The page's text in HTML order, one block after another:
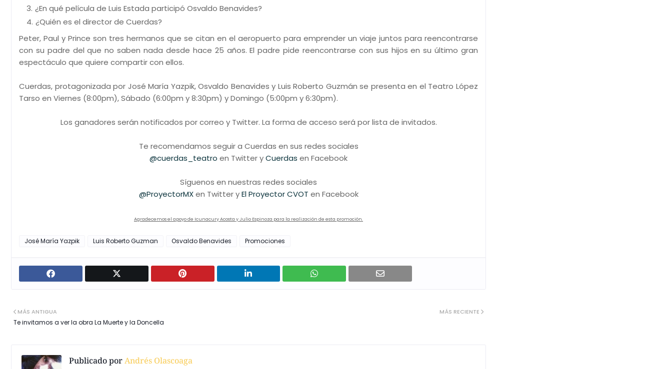
¿En qué película de Luis Estada participó Osvaldo Benavides?
¿Quién es el director de Cuerdas?
Peter, Paul y Prince son tres hermanos que se citan en el aeropuerto para emprender un viaje juntos para reencontrarse
con su padre del que no saben nada desde hace 25 años. El padre pide reencontrarse con sus hijos en su último gran
espectáculo que quiere compartir con ellos.
Cuerdas, protagonizada por José María Yazpik, Osvaldo Benavides y Luis Roberto Guzmán se presenta en el Teatro López
Tarso en Viernes (8:00pm), Sábado (6:00pm y 8:30pm) y Domingo (5:00pm y 6:30pm).
Los ganadores serán notificados por correo y Twitter. La forma de acceso será por lista de invitados.
Te recomendamos seguir a Cuerdas en sus redes sociales
@cuerdas_teatro en Twitter yCuerdas en Facebook
Síguenos en nuestras redes sociales
@ProyectorMXen Twitter yEl Proyector CVOT en Facebook
Agradecemos el apoyo de Icunacury Acosta y Julio Espinoza para la realización de esta promoción.
José María Yazpik Luis Roberto Guzman Osvaldo Benavides Promociones
MÁS RECIENTE
MÁS ANTIGUA
Te invitamos a ver la obra La Muerte y la Doncella
Publicado porAndrés Olascoaga